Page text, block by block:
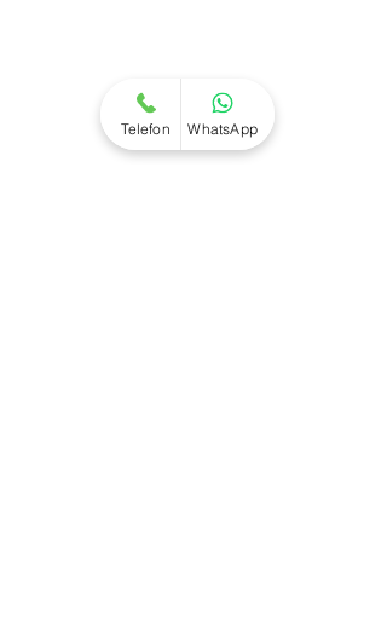
Kombi Arıza
Kombi Montaj
Kombi Temizlik
Kombi Taşıma
Telefon WhatsApp